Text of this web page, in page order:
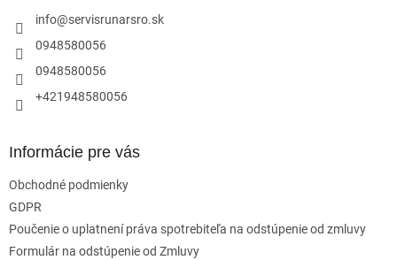
info@servisrunarsro.sk
0948580056
0948580056
+421948580056
Informácie pre vás
Obchodné podmienky
GDPR
Poučenie o uplatnení práva spotrebiteľa na odstúpenie od zmluvy
Formulár na odstúpenie od Zmluvy